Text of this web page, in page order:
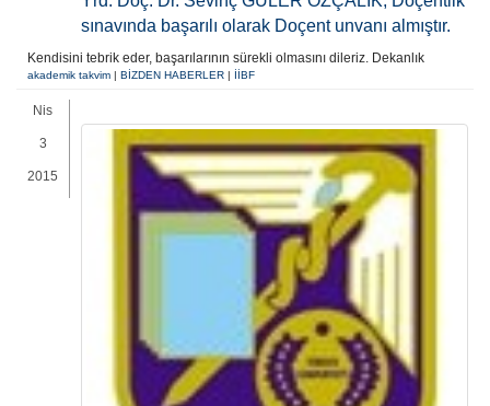
sınavında başarılı olarak Doçent unvanı almıştır.
Kendisini tebrik eder, başarılarının sürekli olmasını dileriz. Dekanlık
akademik takvim | BİZDEN HABERLER | İİBF
Nis
3
2015